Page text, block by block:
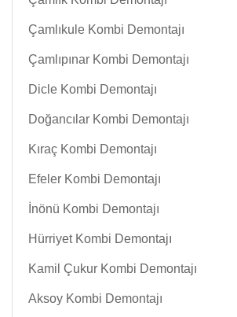
Çamlıkule Kombi Demontajı
Çamlıpınar Kombi Demontajı
Dicle Kombi Demontajı
Doğancılar Kombi Demontajı
Kıraç Kombi Demontajı
Efeler Kombi Demontajı
İnönü Kombi Demontajı
Hürriyet Kombi Demontajı
Kamil Çukur Kombi Demontajı
Aksoy Kombi Demontajı